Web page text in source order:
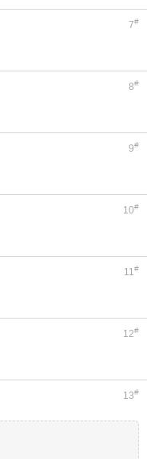
7#
8#
9#
10#
11#
12#
13#